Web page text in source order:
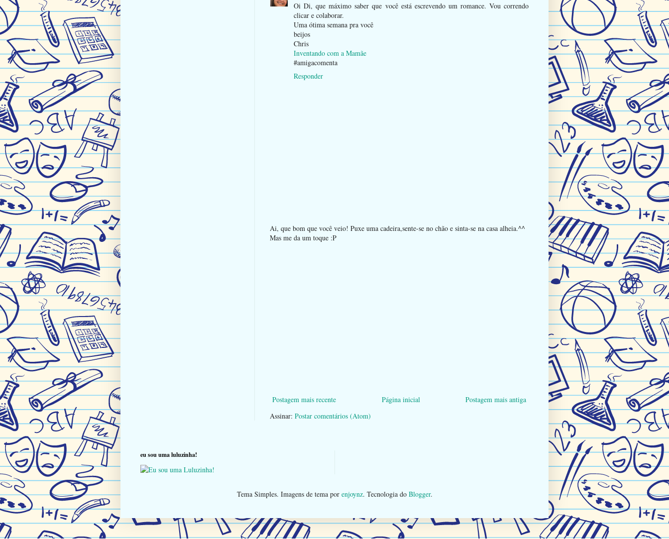
Oi Di, que máximo saber que você está escrevendo um romance. Vou correndo
clicar e colaborar.
Uma ótima semana pra você
beijos
Chris
Inventando com a Mamãe
#amigacomenta
Responder
Ai, que bom que você veio! Puxe uma cadeira,sente-se no chão e sinta-se na casa alheia.^^
Mas me da um toque :P
Postagem mais recente Postagem mais antiga
Página inicial
Assinar: Postar comentários (Atom)
eu sou uma luluzinha!
Tema Simples. Imagens de tema por enjoynz. Tecnologia do Blogger.